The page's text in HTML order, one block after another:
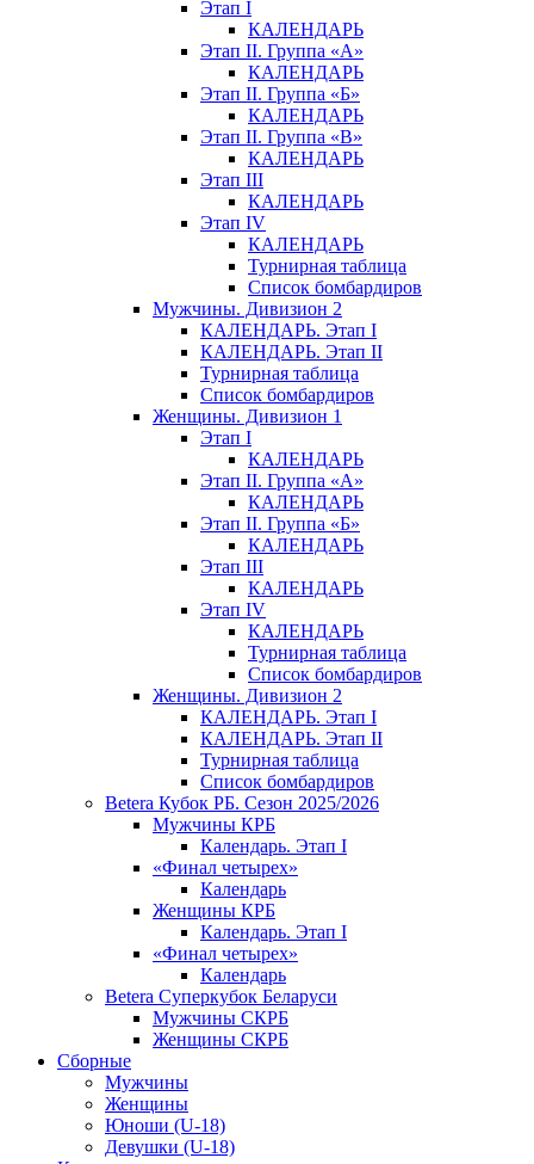
Этап I
КАЛЕНДАРЬ
Этап II. Группа «А»
КАЛЕНДАРЬ
Этап II. Группа «Б»
КАЛЕНДАРЬ
Этап II. Группа «В»
КАЛЕНДАРЬ
Этап III
КАЛЕНДАРЬ
Этап IV
КАЛЕНДАРЬ
Турнирная таблица
Список бомбардиров
Мужчины. Дивизион 2
КАЛЕНДАРЬ. Этап I
КАЛЕНДАРЬ. Этап II
Турнирная таблица
Список бомбардиров
Женщины. Дивизион 1
Этап I
КАЛЕНДАРЬ
Этап II. Группа «А»
КАЛЕНДАРЬ
Этап II. Группа «Б»
КАЛЕНДАРЬ
Этап III
КАЛЕНДАРЬ
Этап IV
КАЛЕНДАРЬ
Турнирная таблица
Список бомбардиров
Женщины. Дивизион 2
КАЛЕНДАРЬ. Этап I
КАЛЕНДАРЬ. Этап II
Турнирная таблица
Список бомбардиров
Betera Кубок РБ. Сезон 2025/2026
Мужчины КРБ
Календарь. Этап I
«Финал четырех»
Календарь
Женщины КРБ
Календарь. Этап I
«Финал четырех»
Календарь
Betera Суперкубок Беларуси
Мужчины СКРБ
Женщины СКРБ
Сборные
Мужчины
Женщины
Юноши (U-18)
Девушки (U-18)